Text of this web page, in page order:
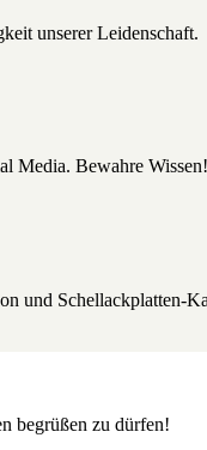
unserer Leidenschaft.
Media. Bewahre
und Schellackplatten-
begrüßen zu dürfen!